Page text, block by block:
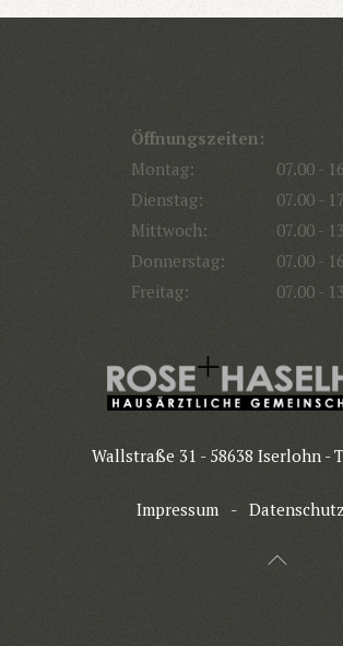
Öffnungszeiten:
Montag:
07.00 -
Dienstag:
07.00 -
Mittwoch:
07.00 -
Donnerstag:
07.00 -
Freitag:
07.00 -
Wallstraße 31 - 58638 Iserlohn -
Impressum -